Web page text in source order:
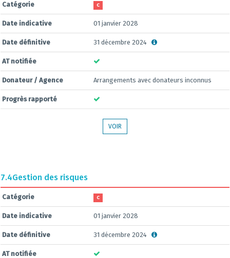
Catégorie C
Date indicative 01 janvier 2028
Date définitive 31 décembre 2024
AT notifiée
Donateur / Agence Arrangements avec donateurs inconnus
Progrès rapporté
VOIR
7.4Gestion des risques
Catégorie C
Date indicative 01 janvier 2028
Date définitive 31 décembre 2024
AT notifiée